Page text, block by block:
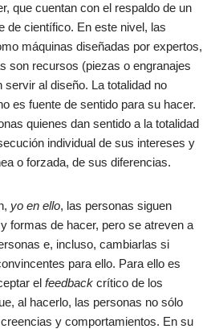
que cuentan con el respaldo de un
de científico. En este nivel, las
máquinas diseñadas por expertos,
son recursos (piezas o engranajes
servir al diseño. La totalidad no
es fuente de sentido para su hacer.
quienes dan sentido a la totalidad
individual de sus intereses y
o forzada, de sus diferencias.
yo en ello, las personas siguen
formas de hacer, pero se atreven a
e, incluso, cambiarlas si
para ello. Para ello es
el feedback crítico de los
al hacerlo, las personas no sólo
y comportamientos. En su